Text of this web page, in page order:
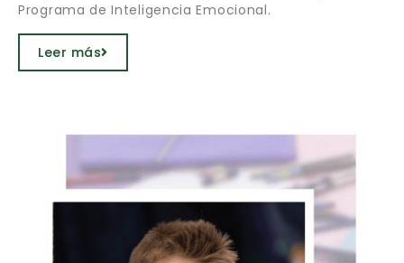
Programa de Inteligencia Emocional.
Leer más